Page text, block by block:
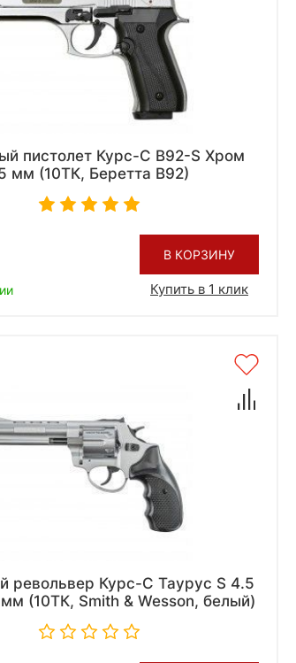
пистолет Курс-С B92-S Хром
мм (10ТК, Беретта В92)
В КОРЗИНУ
Купить в 1 клик
револьвер Курс-С Таурус S 4.5
(10ТК, Smith & Wesson, белый)